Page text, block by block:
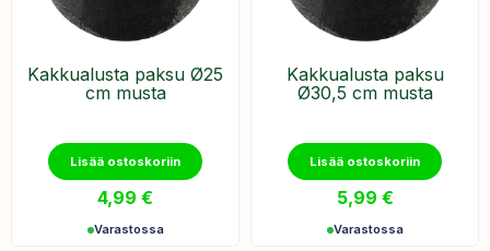
Kakkualusta paksu Ø25
cm musta
Lisää ostoskoriin
4,99 €
Varastossa
Kakkualusta paksu
Ø30,5 cm musta
Lisää ostoskoriin
5,99 €
Varastossa